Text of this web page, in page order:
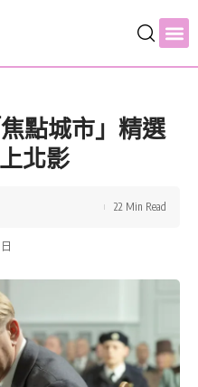
點城市」精選
北影
22 Min Read